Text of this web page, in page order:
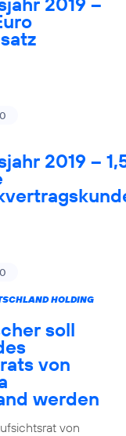
2019 –
HOLDING
soll
von
werden
von